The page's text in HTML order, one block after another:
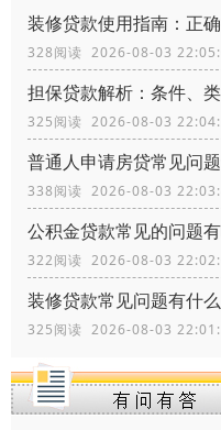
装修贷款使用指南：正
328阅读 2026-08-03
担保贷款解析：条件、
325阅读 2026-08-03
338阅读 2026-08-03
公积金贷款常见的问题
322阅读 2026-08-03
325阅读 2026-08-03